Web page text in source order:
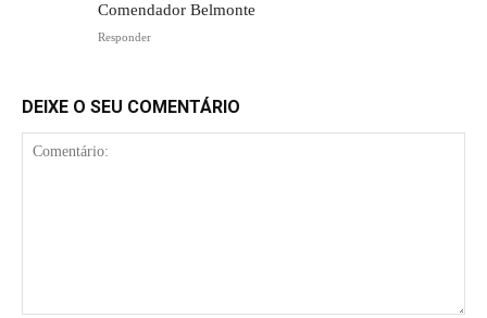
Comendador Belmonte
Responder
DEIXE O SEU COMENTÁRIO